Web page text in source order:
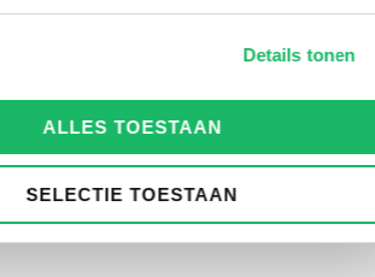
Details tonen
ALLES TOESTAAN
SELECTIE TOESTAAN